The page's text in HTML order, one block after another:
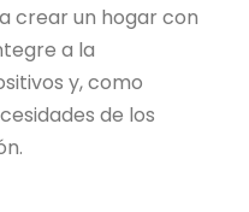
crear un hogar con
a la
y, como
de los